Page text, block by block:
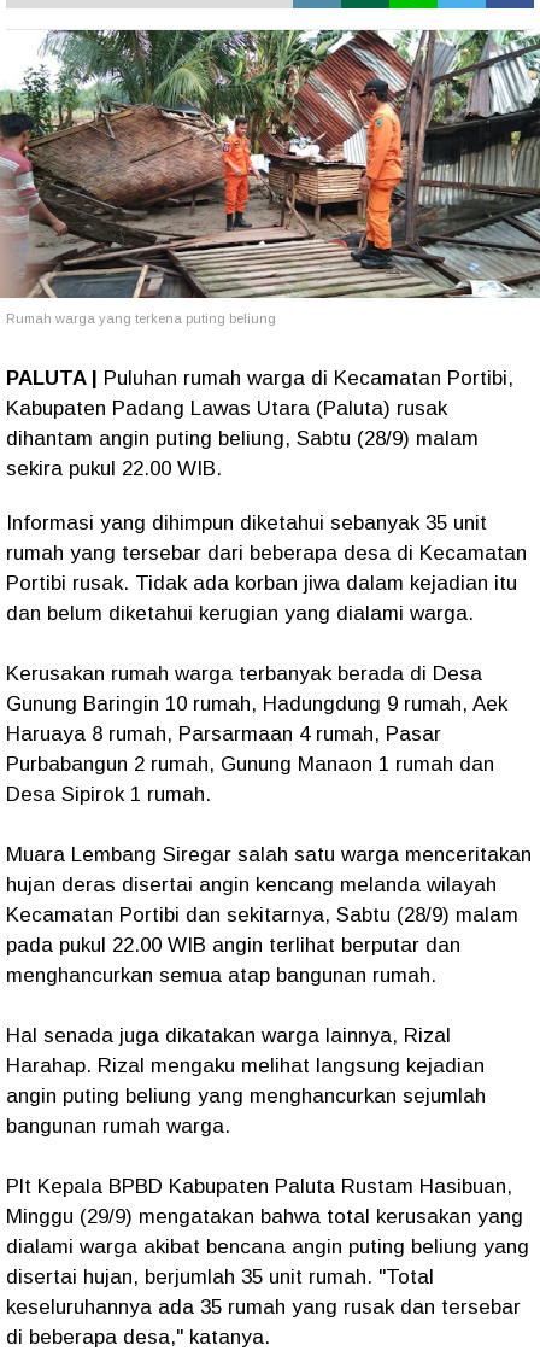
Rumah warga yang terkena puting beliung
PALUTA | Puluhan rumah warga di Kecamatan Portibi,
Kabupaten Padang Lawas Utara (Paluta) rusak
dihantam angin puting beliung, Sabtu (28/9) malam
sekira pukul 22.00 WIB.
Informasi yang dihimpun diketahui sebanyak 35 unit
rumah yang tersebar dari beberapa desa di Kecamatan
Portibi rusak. Tidak ada korban jiwa dalam kejadian itu
dan belum diketahui kerugian yang dialami warga.
Kerusakan rumah warga terbanyak berada di Desa
Gunung Baringin 10 rumah, Hadungdung 9 rumah, Aek
Haruaya 8 rumah, Parsarmaan 4 rumah, Pasar
Purbabangun 2 rumah, Gunung Manaon 1 rumah dan
Desa Sipirok 1 rumah.
Muara Lembang Siregar salah satu warga menceritakan
hujan deras disertai angin kencang melanda wilayah
Kecamatan Portibi dan sekitarnya, Sabtu (28/9) malam
pada pukul 22.00 WIB angin terlihat berputar dan
menghancurkan semua atap bangunan rumah.
Hal senada juga dikatakan warga lainnya, Rizal
Harahap. Rizal mengaku melihat langsung kejadian
angin puting beliung yang menghancurkan sejumlah
bangunan rumah warga.
Plt Kepala BPBD Kabupaten Paluta Rustam Hasibuan,
Minggu (29/9) mengatakan bahwa total kerusakan yang
dialami warga akibat bencana angin puting beliung yang
disertai hujan, berjumlah 35 unit rumah. "Total
keseluruhannya ada 35 rumah yang rusak dan tersebar
di beberapa desa," katanya.